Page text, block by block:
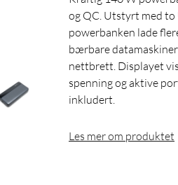
og QC. Utstyrt med to
powerbanken lade
bærbare
nettbrett. Displayet
spenning og aktive
inkludert.
Les mer om produktet